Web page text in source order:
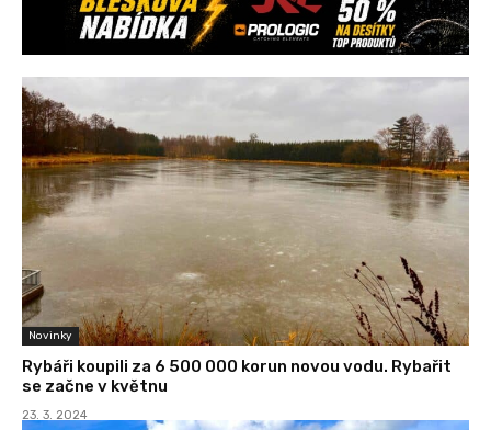
Novinky
Rybáři koupili za 6 500 000 korun novou vodu. Rybařit
se začne v květnu
23. 3. 2024